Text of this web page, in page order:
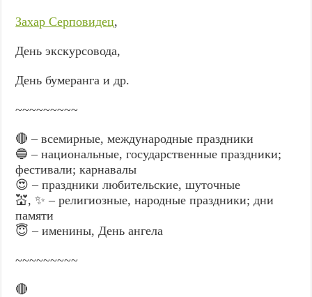
Захар Серповидец,
День экскурсовода,
День бумеранга и др.
~~~~~~~~~
🔴 – всемирные, международные праздники
🔵 – национальные, государственные праздники;
фестивали; карнавалы
😍 – праздники любительские, шуточные
💒, ✨ – религиозные, народные праздники; дни
памяти
😇 – именины, День ангела
~~~~~~~~~
🔴